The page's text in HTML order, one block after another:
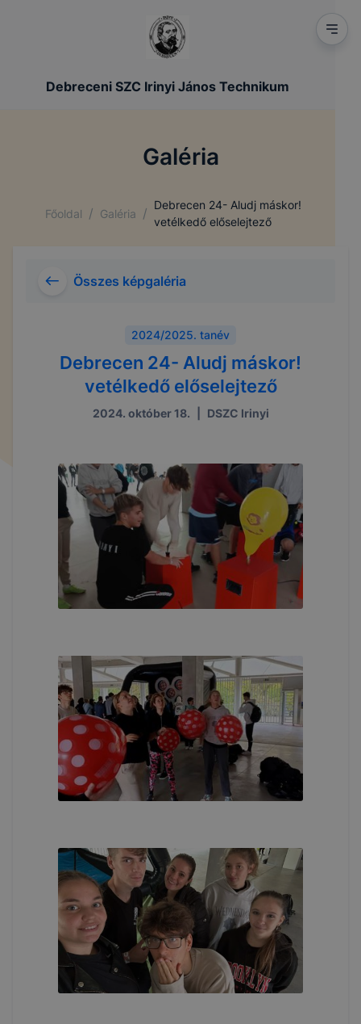
Debreceni SZC Irinyi János Technikum
Galéria
Főoldal / Galéria /
Debrecen 24- Aludj máskor!
vetélkedő előselejtező
Összes képgaléria
2024/2025. tanév
Debrecen 24- Aludj máskor!
vetélkedő előselejtező
2024. október 18. DSZC Irinyi